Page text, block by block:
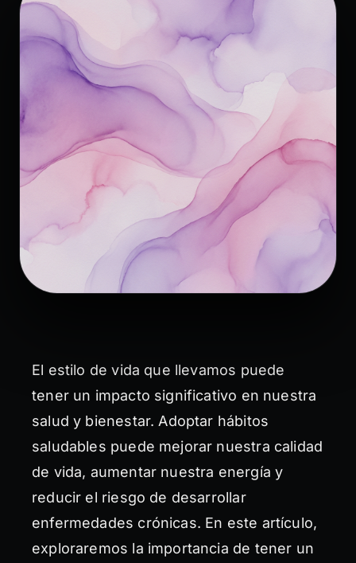
El estilo de vida que llevamos puede
tener un impacto significativo en nuestra
salud y bienestar. Adoptar hábitos
saludables puede mejorar nuestra calidad
de vida, aumentar nuestra energía y
reducir el riesgo de desarrollar
enfermedades crónicas. En este artículo,
exploraremos la importancia de tener un